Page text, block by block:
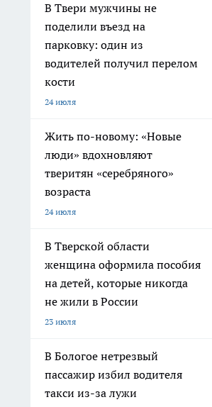
В Твери мужчины не
поделили въезд на
парковку: один из
водителей получил перелом
кости
24 июля
Жить по-новому: «Новые
люди» вдохновляют
тверитян «серебряного»
возраста
24 июля
В Тверской области
женщина оформила пособия
на детей, которые никогда
не жили в России
23 июля
В Бологое нетрезвый
пассажир избил водителя
такси из-за лужи